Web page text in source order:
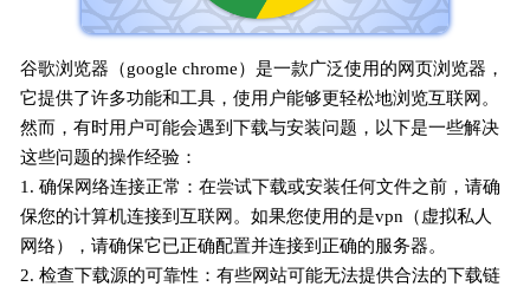
谷歌浏览器（google chrome）是一款广泛使用的网页浏览器，
它提供了许多功能和工具，使用户能够更轻松地浏览互联网。
然而，有时用户可能会遇到下载与安装问题，以下是一些解决
这些问题的操作经验：
1. 确保网络连接正常：在尝试下载或安装任何文件之前，请确
保您的计算机连接到互联网。如果您使用的是vpn（虚拟私人
网络），请确保它已正确配置并连接到正确的服务器。
2. 检查下载源的可靠性：有些网站可能无法提供合法的下载链